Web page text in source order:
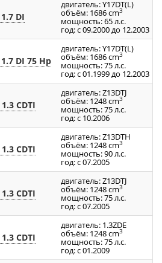
DI
двигатель: Y17DT(L)
объём: 1686 cm3
мощность: 65 л.с.
год: с 09.2000 до 12.2003
DI 75 Hp
двигатель: Y17DT(L)
объём: 1686 cm3
мощность: 75 л.с.
год: с 01.1999 до 12.2003
CDTI
двигатель: Z13DTJ
объём: 1248 cm3
мощность: 75 л.с.
год: с 10.2006
CDTI
двигатель: Z13DTH
объём: 1248 cm3
мощность: 90 л.с.
год: с 07.2005
CDTI
двигатель: Z13DTJ
объём: 1248 cm3
мощность: 75 л.с.
год: с 07.2005
CDTI
двигатель: 1.3ZDE
объём: 1248 cm3
мощность: 75 л.с.
год: с 01.2009